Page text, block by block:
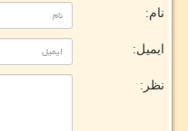
نام:
ایمیل:
نظر: